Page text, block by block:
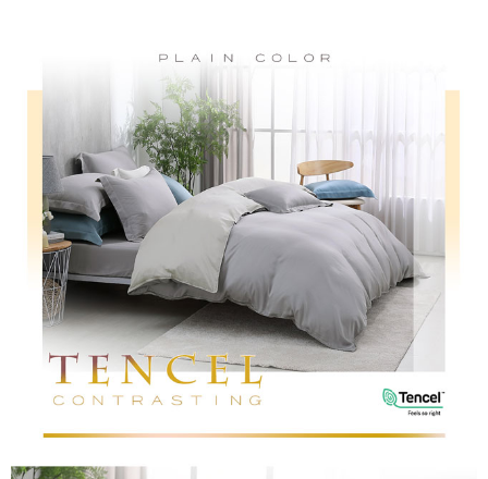
※ 交易是否成功請以「AFTEE先享後付 」之結帳頁面顯示為準，若有關於
是否繳費成功／繳費後需取消欲退款等相關疑問，請聯繫「AFTEE先享後付
https://netprotections.freshdesk.com/support/home
１．透過由恩沛科技股份有限公司提供之「AFTEE先享後付」服務完成之交
易，需依本服務之必要範圍內提供個人資料，並將交易相關給付款項請求債
權轉讓予恩沛科技股份有限公司。
２．關於個人資料處理事宜，請瀏覽以下網址：
https://aftee.tw/terms/#terms3
３．未成年的使用者請事先徵得法定代理人或監護人之同意方可使用
「AFTEE先享後付」，若未經同意申辦者引起之損失，本公司不負相關責
任。
４．使用「AFTEE先享後付」時，將依據個別帳號之用戶狀況，依本公司即
時審查核予不同之上限額度；若仍有額度不足之情形，本公司將視審查結果
請求用戶進行身份認證。
５．嚴禁一人註冊多個帳號或使用他人資訊註冊。若發現惡意使用之情形，
恩沛科技股份有限公司將有權停止該用戶之使用額度並採取法律行動。
每筆NT$60，滿NT$499(含以上)免運費
每筆NT$100，滿NT$499(含以上)免運費
離島宅配
每筆NT$100，滿NT$499(含以上)免運費